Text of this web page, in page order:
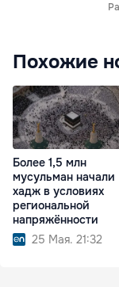
Похожие
Более 1,5 млн
мусульман начали
хадж в условиях
региональной
напряжённости
25 Мая. 21:32